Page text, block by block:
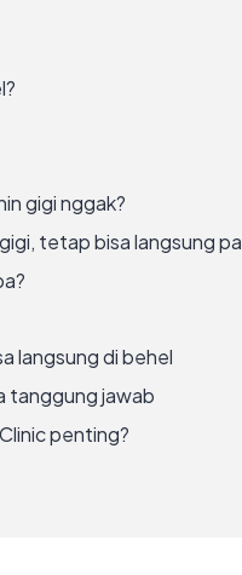
gigi nggak?
tetap bisa langsung
langsung di behel
tanggung jawab
penting?